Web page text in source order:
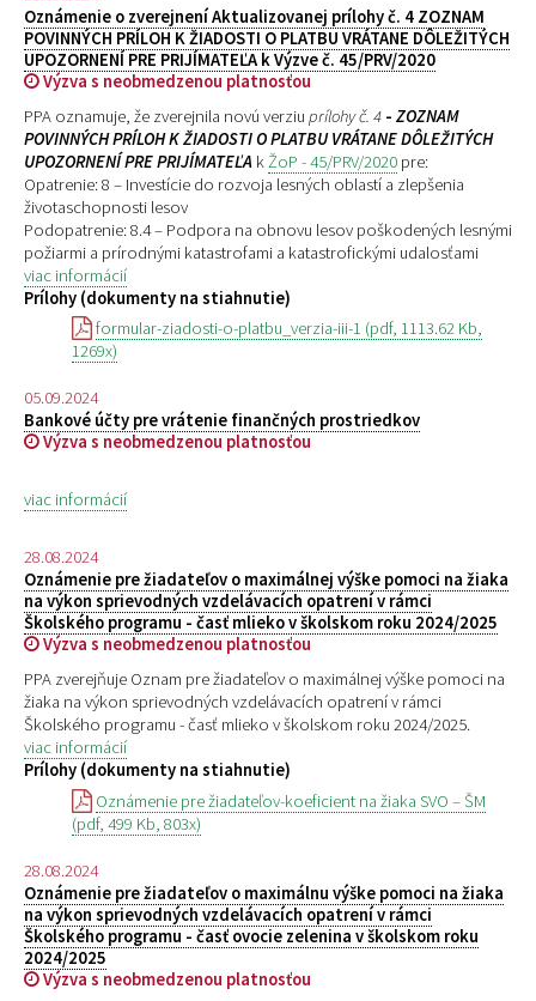
Oznámenie o zverejnení Aktualizovanej prílohy č. 4 ZOZNAM
POVINNÝCH PRÍLOH K ŽIADOSTI O PLATBU VRÁTANE DÔLEŽITÝCH
UPOZORNENÍ PRE PRIJÍMATEĽA k Výzve č. 45/PRV/2020
Výzva s neobmedzenou platnosťou
PPA oznamuje, že zverejnila novú verziu prílohy č. 4 - ZOZNAM
POVINNÝCH PRÍLOH K ŽIADOSTI O PLATBU VRÁTANE DÔLEŽITÝCH
UPOZORNENÍ PRE PRIJÍMATEĽA k ŽoP - 45/PRV/2020 pre:
Opatrenie: 8 – Investície do rozvoja lesných oblastí a zlepšenia
životaschopnosti lesov
Podopatrenie: 8.4 – Podpora na obnovu lesov poškodených lesnými
požiarmi a prírodnými katastrofami a katastrofickými udalosťami
viac informácií
Prílohy (dokumenty na stiahnutie)
formular-ziadosti-o-platbu_verzia-iii-1 (pdf, 1113.62 Kb,
1269x)
05.09.2024
Bankové účty pre vrátenie finančných prostriedkov
Výzva s neobmedzenou platnosťou
viac informácií
28.08.2024
Oznámenie pre žiadateľov o maximálnej výške pomoci na žiaka
na výkon sprievodných vzdelávacích opatrení v rámci
Školského programu - časť mlieko v školskom roku 2024/2025
Výzva s neobmedzenou platnosťou
PPA zverejňuje Oznam pre žiadateľov o maximálnej výške pomoci na
žiaka na výkon sprievodných vzdelávacích opatrení v rámci
Školského programu - časť mlieko v školskom roku 2024/2025.
viac informácií
Prílohy (dokumenty na stiahnutie)
Oznámenie pre žiadateľov-koeficient na žiaka SVO – ŠM
(pdf, 499 Kb, 803x)
28.08.2024
Oznámenie pre žiadateľov o maximálnu výške pomoci na žiaka
na výkon sprievodných vzdelávacích opatrení v rámci
Školského programu - časť ovocie zelenina v školskom roku
2024/2025
Výzva s neobmedzenou platnosťou